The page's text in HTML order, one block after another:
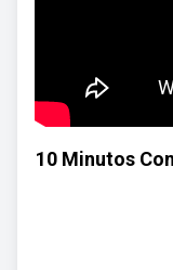
10 Minutos